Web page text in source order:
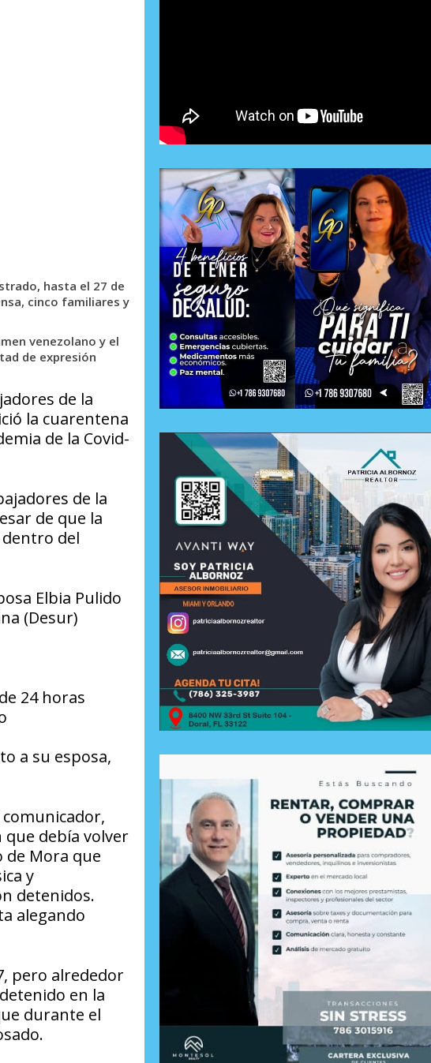
hasta el 27 de
cinco familiares y
venezolano y el
de expresión
de la
la cuarentena
de la Covid-
de la
de que la
del
Elbia Pulido
(Desur)
24 horas
a su esposa,
que debía volver
Mora que
y
detenidos.
alegando
pero alrededor
en la
durante el